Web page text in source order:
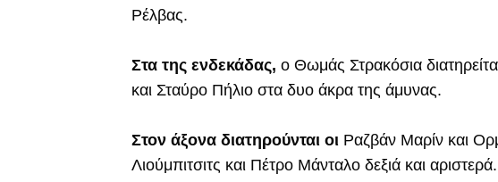
Ρέλβας.
Στα της ενδεκάδας, ο Θωμάς Στρακόσια
και Σταύρο Πήλιο στα δυο άκρα της άμυνας.
Στον άξονα διατηρούνται οι Ραζβάν Μαρίν και
Λιούμπιτσιτς και Πέτρο Μάνταλο δεξιά και αριστερά.